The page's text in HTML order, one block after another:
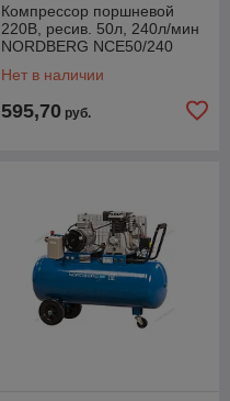
Компрессор поршневой
220В, ресив. 50л, 240л/мин
NORDBERG NCE50/240
Нет в наличии
595,70 руб.